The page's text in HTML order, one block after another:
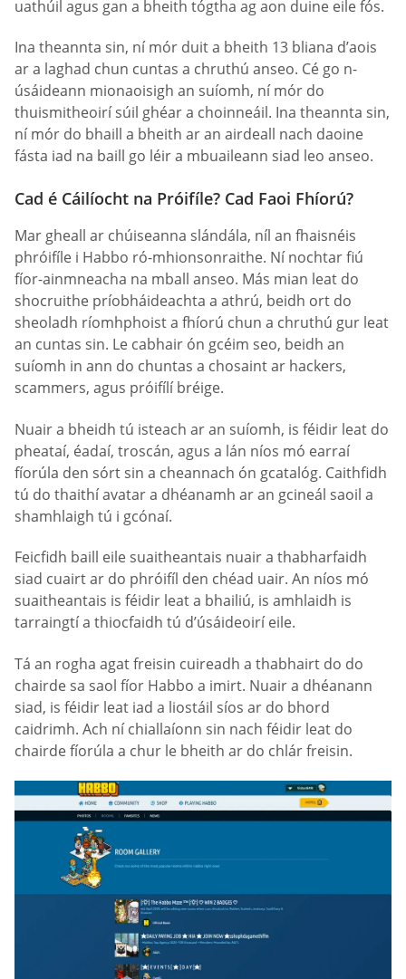
uathúil agus gan a bheith tógtha ag aon duine eile fós.
Ina theannta sin, ní mór duit a bheith 13 bliana d’aois
ar a laghad chun cuntas a chruthú anseo. Cé go n-
úsáideann mionaoisigh an suíomh, ní mór do
thuismitheoirí súil ghéar a choinneáil. Ina theannta sin,
ní mór do bhaill a bheith ar an airdeall nach daoine
fásta iad na baill go léir a mbuaileann siad leo anseo.
Cad é Cáilíocht na Próifíle? Cad Faoi Fhíorú?
Mar gheall ar chúiseanna slándála, níl an fhaisnéis
phróifíle i Habbo ró-mhionsonraithe. Ní nochtar fiú
fíor-ainmneacha na mball anseo. Más mian leat do
shocruithe príobháideachta a athrú, beidh ort do
sheoladh ríomhphoist a fhíorú chun a chruthú gur leat
an cuntas sin. Le cabhair ón gcéim seo, beidh an
suíomh in ann do chuntas a chosaint ar hackers,
scammers, agus próifílí bréige.
Nuair a bheidh tú isteach ar an suíomh, is féidir leat do
pheataí, éadaí, troscán, agus a lán níos mó earraí
fíorúla den sórt sin a cheannach ón gcatalóg. Caithfidh
tú do thaithí avatar a dhéanamh ar an gcineál saoil a
shamhlaigh tú i gcónaí.
Feicfidh baill eile suaitheantais nuair a thabharfaidh
siad cuairt ar do phróifíl den chéad uair. An níos mó
suaitheantais is féidir leat a bhailiú, is amhlaidh is
tarraingtí a thiocfaidh tú d’úsáideoirí eile.
Tá an rogha agat freisin cuireadh a thabhairt do do
chairde sa saol fíor Habbo a imirt. Nuair a dhéanann
siad, is féidir leat iad a liostáil síos ar do bhord
caidrimh. Ach ní chiallaíonn sin nach féidir leat do
chairde fíorúla a chur le bheith ar do chlár freisin.